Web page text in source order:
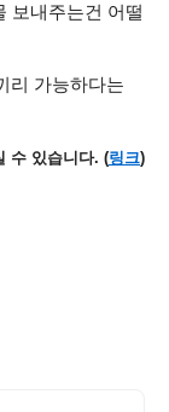
보내주는건 어떨
리 가능하다는
수 있습니다. (링크)